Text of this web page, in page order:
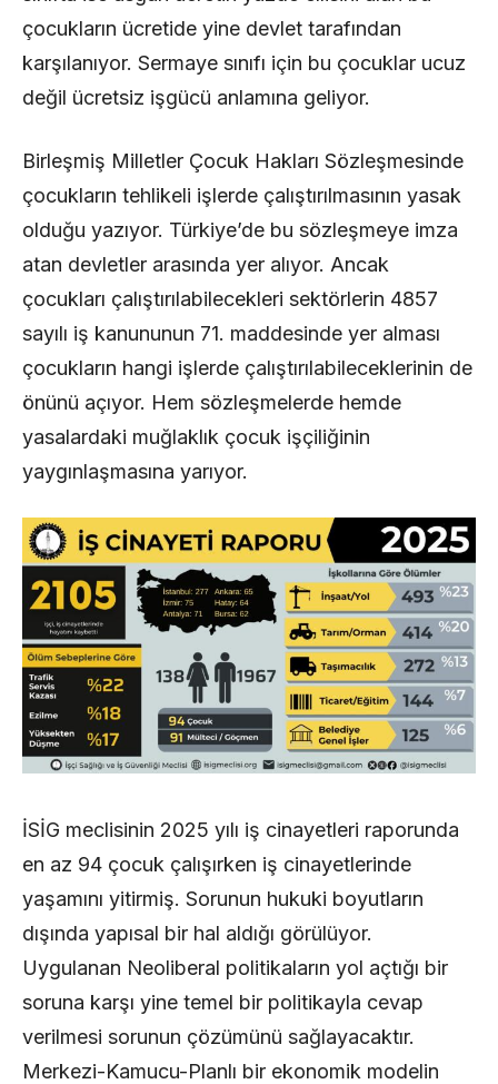
çocukların ücretide yine devlet tarafından
karşılanıyor. Sermaye sınıfı için bu çocuklar ucuz
değil ücretsiz işgücü anlamına geliyor.
Birleşmiş Milletler Çocuk Hakları Sözleşmesinde
çocukların tehlikeli işlerde çalıştırılmasının yasak
olduğu yazıyor. Türkiye’de bu sözleşmeye imza
atan devletler arasında yer alıyor. Ancak
çocukları çalıştırılabilecekleri sektörlerin 4857
sayılı iş kanununun 71. maddesinde yer alması
çocukların hangi işlerde çalıştırılabileceklerinin de
önünü açıyor. Hem sözleşmelerde hemde
yasalardaki muğlaklık çocuk işçiliğinin
yaygınlaşmasına yarıyor.
İSİG meclisinin 2025 yılı iş cinayetleri raporunda
en az 94 çocuk çalışırken iş cinayetlerinde
yaşamını yitirmiş. Sorunun hukuki boyutların
dışında yapısal bir hal aldığı görülüyor.
Uygulanan Neoliberal politikaların yol açtığı bir
soruna karşı yine temel bir politikayla cevap
verilmesi sorunun çözümünü sağlayacaktır.
Merkezi-Kamucu-Planlı bir ekonomik modelin